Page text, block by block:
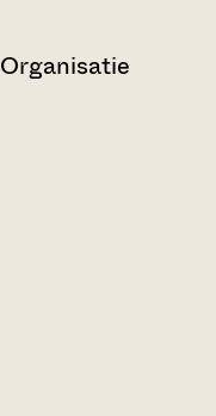
Organisatie